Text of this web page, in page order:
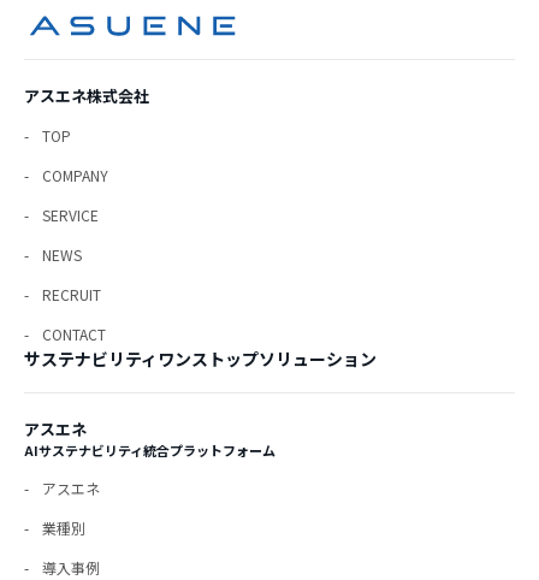
アスエネ株式会社
TOP
COMPANY
SERVICE
NEWS
RECRUIT
CONTACT
サステナビリティワンストップソリューション
アスエネ
AIサステナビリティ統合プラットフォーム
アスエネ
業種別
導入事例